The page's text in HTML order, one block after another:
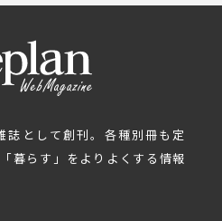
誌として創刊。各種別冊も定
暮らす」をよりよくする情報